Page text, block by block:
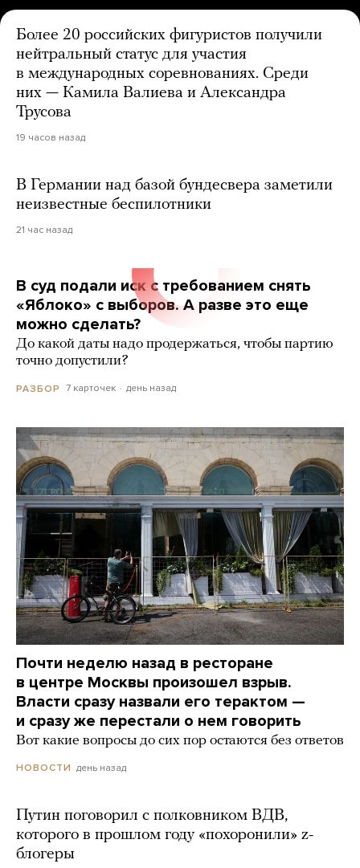
Более 20 российских фигуристов получили
нейтральный статус для участия
в международных соревнованиях. Среди
них — Камила Валиева и Александра
Трусова
19 часов назад
В Германии над базой бундесвера заметили
неизвестные беспилотники
21 час назад
В суд подали иск с требованием снять
«Яблоко» с выборов. А разве это еще
можно сделать?
До какой даты надо продержаться, чтобы партию
точно допустили?
РАЗБОР 7 карточек день назад
Почти неделю назад в ресторане
в центре Москвы произошел взрыв.
Власти сразу назвали его терактом —
и сразу же перестали о нем говорить
Вот какие вопросы до сих пор остаются без ответов
НОВОСТИ день назад
Путин поговорил с полковником ВДВ,
которого в прошлом году «похоронили» z-
блогеры